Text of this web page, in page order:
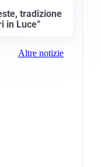
tradizione
in Luce”
Altre notizie